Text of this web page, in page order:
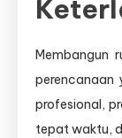
Membangun
perencanaan
profesional,
tepat waktu,